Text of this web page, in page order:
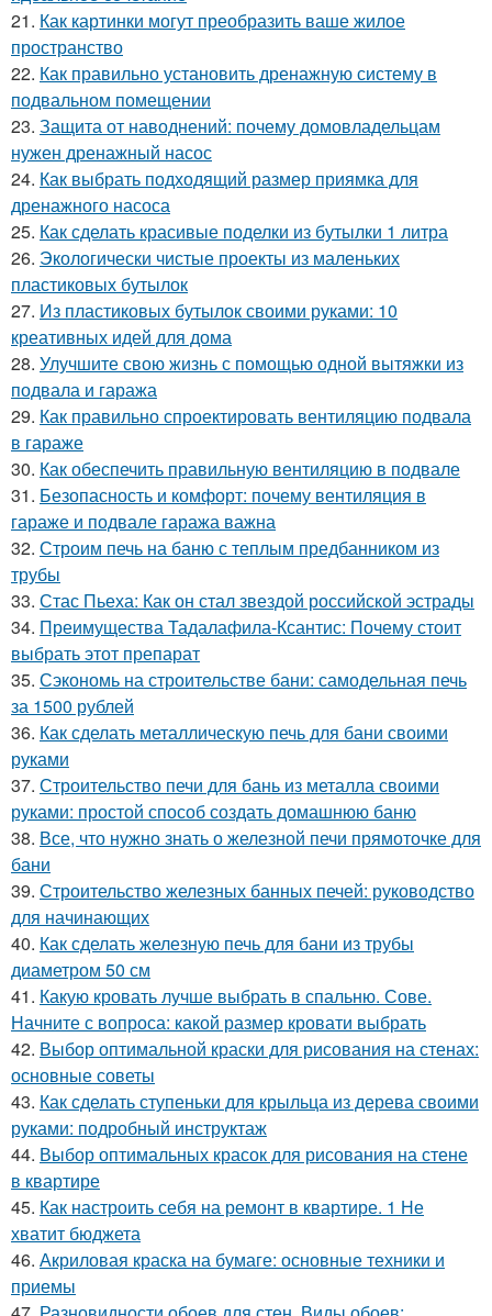
21. Как картинки могут преобразить ваше жилое
пространство
22. Как правильно установить дренажную систему в
подвальном помещении
23. Защита от наводнений: почему домовладельцам
нужен дренажный насос
24. Как выбрать подходящий размер приямка для
дренажного насоса
25. Как сделать красивые поделки из бутылки 1 литра
26. Экологически чистые проекты из маленьких
пластиковых бутылок
27. Из пластиковых бутылок своими руками: 10
креативных идей для дома
28. Улучшите свою жизнь с помощью одной вытяжки из
подвала и гаража
29. Как правильно спроектировать вентиляцию подвала
в гараже
30. Как обеспечить правильную вентиляцию в подвале
31. Безопасность и комфорт: почему вентиляция в
гараже и подвале гаража важна
32. Строим печь на баню с теплым предбанником из
трубы
33. Стас Пьеха: Как он стал звездой российской эстрады
34. Преимущества Тадалафила-Ксантис: Почему стоит
выбрать этот препарат
35. Сэкономь на строительстве бани: самодельная печь
за 1500 рублей
36. Как сделать металлическую печь для бани своими
руками
37. Строительство печи для бань из металла своими
руками: простой способ создать домашнюю баню
38. Все, что нужно знать о железной печи прямоточке для
бани
39. Строительство железных банных печей: руководство
для начинающих
40. Как сделать железную печь для бани из трубы
диаметром 50 см
41. Какую кровать лучше выбрать в спальню. Сове.
Начните с вопроса: какой размер кровати выбрать
42. Выбор оптимальной краски для рисования на стенах:
основные советы
43. Как сделать ступеньки для крыльца из дерева своими
руками: подробный инструктаж
44. Выбор оптимальных красок для рисования на стене
в квартире
45. Как настроить себя на ремонт в квартире. 1 Не
хватит бюджета
46. Акриловая краска на бумаге: основные техники и
приемы